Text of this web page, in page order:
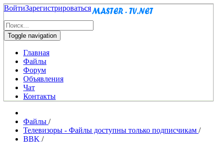
ВойтиЗарегистрироваться
Toggle navigation
Главная
Файлы
Форум
Объявления
Чат
Контакты
Файлы /
Телевизоры - Файлы доступны только подписчикам /
BBK /